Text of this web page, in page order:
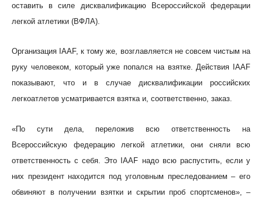
оставить в силе дисквалификацию Всероссийской федерации
легкой атлетики (ВФЛА).
Организация IAAF, к тому же, возглавляется не совсем чистым на
руку человеком, который уже попался на взятке. Действия IAAF
показывают, что и в случае дисквалификации российских
легкоатлетов усматривается взятка и, соответственно, заказ.
«По сути дела, переложив всю ответственность на
Всероссийскую федерацию легкой атлетики, они сняли всю
ответственность с себя. Это IAAF надо всю распустить, если у
них президент находится под уголовным преследованием – его
обвиняют в получении взятки и скрытии проб спортсменов», –